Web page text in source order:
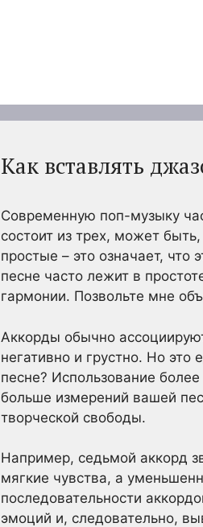
Как вставлять
Современную поп-музыку
состоит из трех, может
простые – это означает,
песне часто лежит в
гармонии. Позвольте мне
Аккорды обычно
негативно и грустно. Но это
песне? Использование
больше измерений вашей
творческой свободы.
Например, седьмой аккорд
мягкие чувства, а
последовательности
эмоций и, следовательно,